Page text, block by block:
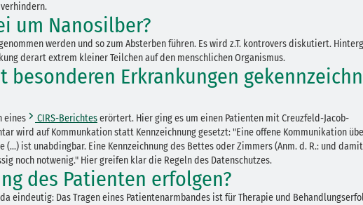
um Nanosilber?
werden und so zum Absterben führen. Es wird z.T. kontrovers diskutiert.
derart extrem kleiner Teilchen auf den menschlichen Organismus.
Erkrankungen
eines CIRS-Berichteserörtert. Hier ging es um einen Patienten mit Creuzfeld-Jacob-
wird auf Kommunkation statt Kennzeichnung gesetzt: "Eine offene Kommunikation
ist unabdingbar. Eine Kennzeichnung des Bettes oder Zimmers (Anm. d. R.: und
noch notwenig." Hier greifen klar die Regeln des Datenschutzes.
des Patienten erfolgen?
eindeutig: Das Tragen eines Patientenarmbandes ist für Therapie und